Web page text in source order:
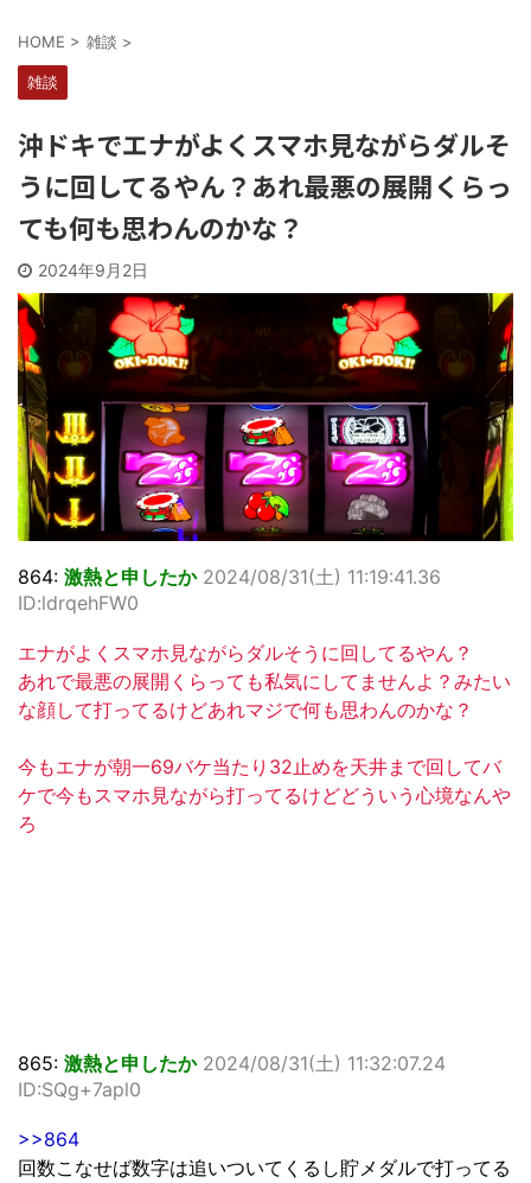
HOME > 雑談 >
雑談
沖ドキでエナがよくスマホ見ながらダルそ
うに回してるやん？あれ最悪の展開くらっ
ても何も思わんのかな？
2024年9月2日
864: 激熱と申したか 2024/08/31(土) 11:19:41.36
ID:ldrqehFW0
エナがよくスマホ見ながらダルそうに回してるやん？
あれで最悪の展開くらっても私気にしてませんよ？みたい
な顔して打ってるけどあれマジで何も思わんのかな？
今もエナが朝一69バケ当たり32止めを天井まで回してバ
ケで今もスマホ見ながら打ってるけどどういう心境なんや
ろ
865: 激熱と申したか 2024/08/31(土) 11:32:07.24
ID:SQg+7apl0
>>864
回数こなせば数字は追いついてくるし貯メダルで打ってる